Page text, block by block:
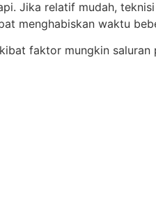
Jika relatif mudah,
menghabiskan waktu
faktor mungkin